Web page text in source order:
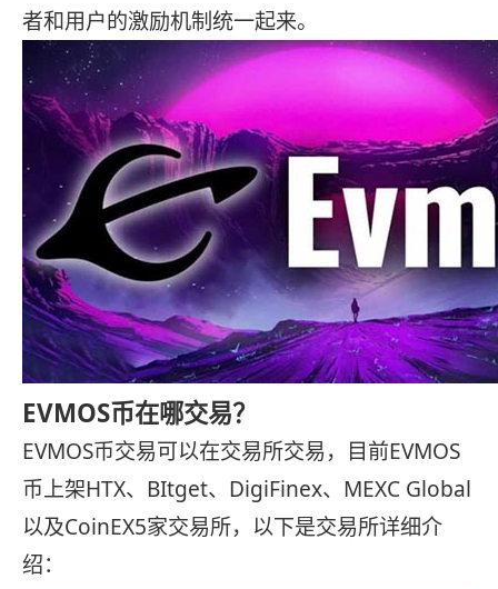
者和用户的激励机制统一起来。
EVMOS币在哪交易？
EVMOS币交易可以在交易所交易，目前EVMOS
币上架HTX、BItget、DigiFinex、MEXC Global
以及CoinEX5家交易所，以下是交易所详细介
绍：